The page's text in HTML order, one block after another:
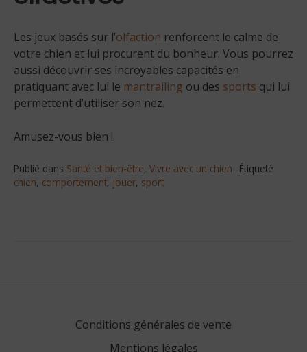
Les jeux basés sur l’olfaction renforcent le calme de
votre chien et lui procurent du bonheur. Vous pourrez
aussi découvrir ses incroyables capacités en
pratiquant avec lui le mantrailing ou des sports qui lui
permettent d’utiliser son nez.
Amusez-vous bien !
Publié dans Santé et bien-être, Vivre avec un chien
Étiqueté
chien, comportement, jouer, sport
Conditions générales de vente
Mentions légales